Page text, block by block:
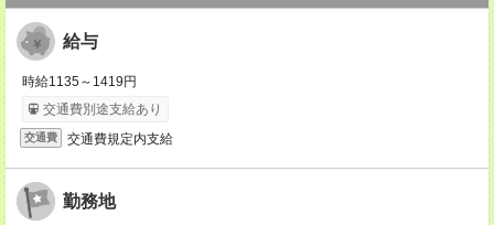
給与
時給1135～1419円
交通費別途支給あり
交通費 交通費規定内支給
勤務地